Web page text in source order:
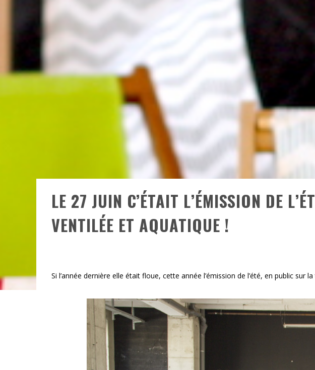
LE 27 JUIN C’ÉTAIT L’ÉMISSION DE
VENTILÉE ET AQUATIQUE !
Si l’année dernière elle était floue, cette année l’émission de l’été, en public sur